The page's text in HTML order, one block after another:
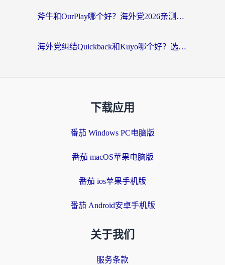
斧牛和OurPlay哪个好？海外党2026亲测：选对加速器，国内资源秒加载
海外党纠结Quickback和Kuyo哪个好？选对回国加速器才能无缝刷国内资源
下载应用
番茄 Windows PC电脑版
番茄 macOS苹果电脑版
番茄 ios苹果手机版
番茄 Android安卓手机版
关于我们
服务条款